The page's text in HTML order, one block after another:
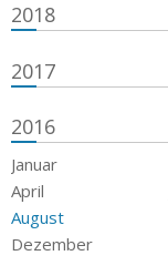
2018
2017
2016
Januar
April
August
Dezember